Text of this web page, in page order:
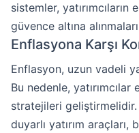
sistemler,
güvence altına
Enflasyona Karşı
Enflasyon, uzun vadeli
Bu nedenle,
stratejileri geliştirmelidir.
duyarlı yatırım araçları,